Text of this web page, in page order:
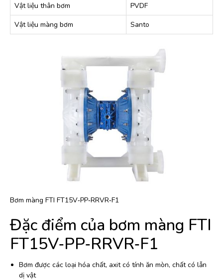
Vật liệu thân bơm
PVDF
Vật liệu màng bơm
Santo
Bơm màng FTI FT15V‐PP‐RRVR‐F1
Đặc điểm của bơm màng FTI
FT15V‐PP‐RRVR‐F1
Bơm được các loại hóa chất, axit có tính ăn mòn, chất có lẫn
dị vật